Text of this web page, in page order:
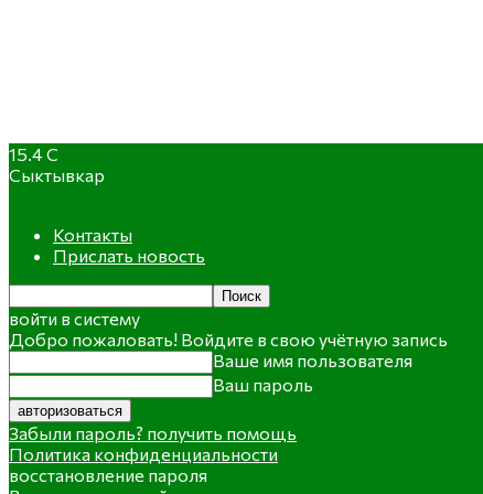
15.4C
Сыктывкар
Контакты
Прислать новость
войти в систему
Добро пожаловать! Войдите в свою учётную запись
Ваше имя пользователя
Ваш пароль
Забыли пароль? получить помощь
Политика конфиденциальности
восстановление пароля